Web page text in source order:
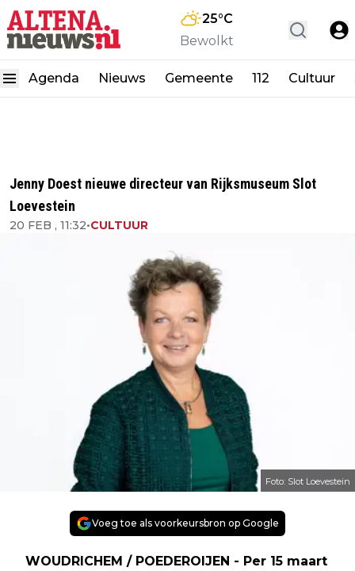
25°C
Bewolkt
Agenda Nieuws Gemeente 112 Cultuur
Jenny Doest nieuwe directeur van Rijksmuseum Slot
Loevestein
20 FEB , 11:32•CULTUUR
Foto: Slot Loevestein
Voeg toe als voorkeursbron op Google
WOUDRICHEM / POEDEROIJEN - Per 15 maart